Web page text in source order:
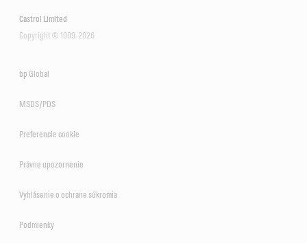
Castrol Limited
Copyright © 1999-2026
bp Global
MSDS/PDS
Preferencie cookie
Právne upozornenie
Vyhlásenie o ochrane súkromia
Podmienky